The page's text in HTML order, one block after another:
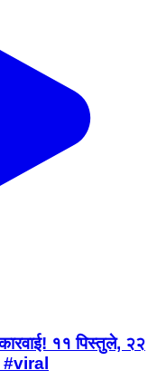
११ पिस्तुले, २२